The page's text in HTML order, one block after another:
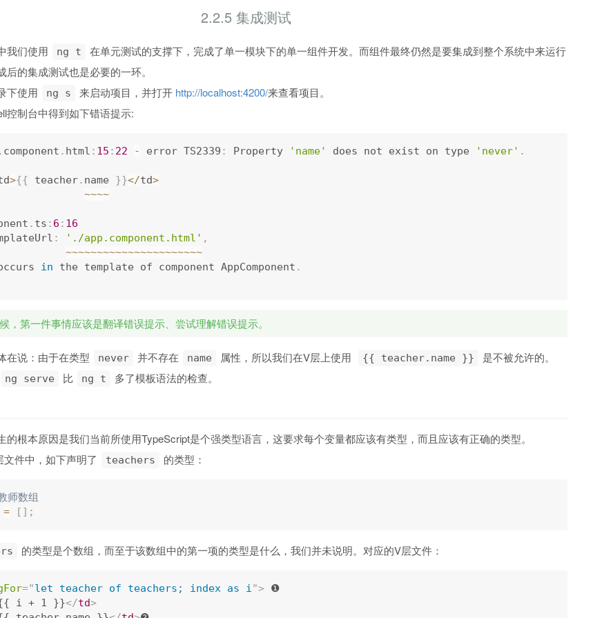
2.2.5 集成测试
我们使用 ng t
在单元测试的支撑下，完成了单一模块下的单一组件开发。而组件最终仍然是要集成到整个系统中来运行
后的集成测试也是必要的一环。
下使用
ng s 来启动项目，并打开 http://localhost:4200/来查看项目。
控制台中得到如下错语提示:
. component . html : 15 : 22 - error TS2339 : Property 'name' does not exist on type 'never' .
>{{ teacher. name }}</td>
~~~~
. ts : 6 : 16
: './app.component.html' ,
~~~~~~~~~~~~~~~~~~~~~~
occurs
in the template of component AppComponent .
，第一件事情应该是翻译错误提示、尝试理解错误提示。
在说：由于在类型 never 并不存在 name 属性，所以我们在V层上使用 {{ teacher.name }}
是不被允许的。
ng serve 比 ng t 多了模板语法的检查。
的根本原因是我们当前所使用TypeScript是个强类型语言，这要求每个变量都应该有类型，而且应该有正确的类型。
件中，如下声明了
teachers 的类型：
师数组
= [ ] ;
的类型是个数组，而至于该数组中的第一项的类型是什么，我们并未说明。对应的V层文件：
="let teacher of teachers; index as i"> ❶
i + 1 }}</td>